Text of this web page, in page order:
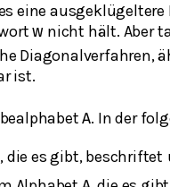
eine
w nicht hält. Aber
Diagonalverfahren,
ist.
A. In der
es gibt, beschriftet